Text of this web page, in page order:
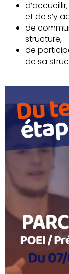
et de s’y
de
structure,
de
de sa